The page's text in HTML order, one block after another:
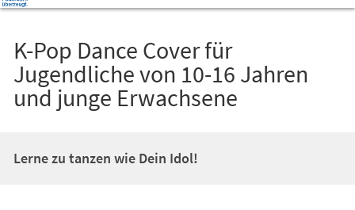
K-Pop Dance Cover für
Jugendliche von 10-16 Jahren
und junge Erwachsene
Lerne zu tanzen wie Dein Idol!